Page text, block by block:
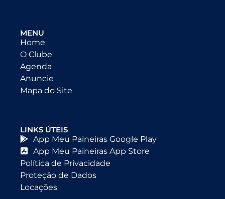
MENU
Home
O Clube
Agenda
Anuncie
Mapa do Site
LINKS ÚTEIS
App Meu Paineiras Google Play
App Meu Paineiras App Store
Política de Privacidade
Proteção de Dados
Locações